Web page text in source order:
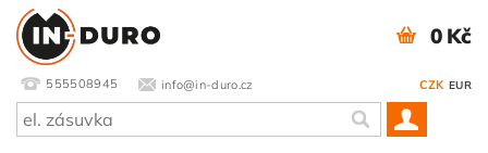
555508945 info@in-duro.cz CZK EUR
0 Kč